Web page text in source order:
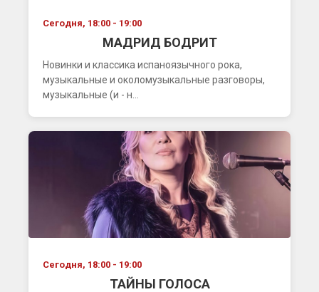
Сегодня, 18:00 - 19:00
МАДРИД БОДРИТ
Новинки и классика испаноязычного рока,
музыкальные и околомузыкальные разговоры,
музыкальные (и - н...
Сегодня, 18:00 - 19:00
ТАЙНЫ ГОЛОСА